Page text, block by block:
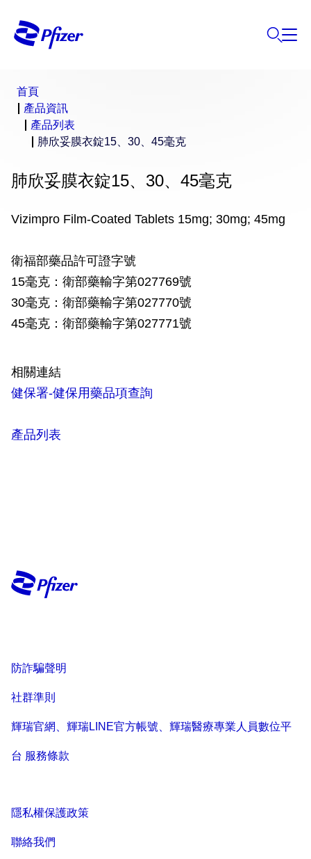
首頁
產品資訊
產品列表
肺欣妥膜衣錠15、30、45毫克
肺欣妥膜衣錠15、30、45毫克
Vizimpro Film-Coated Tablets 15mg; 30mg; 45mg
衛福部藥品許可證字號
15毫克：衛部藥輸字第027769號
30毫克：衛部藥輸字第027770號
45毫克：衛部藥輸字第027771號
相關連結
健保署-健保用藥品項查詢
產品列表
防詐騙聲明
社群準則
輝瑞官網、輝瑞LINE官方帳號、輝瑞醫療專業人員數位平
台 服務條款
隱私權保護政策
聯絡我們